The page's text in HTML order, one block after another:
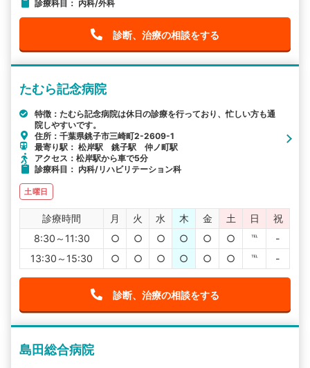
診療科目： 内科/外科
診断、治療の相談をする
たむら記念病院
特徴：たむら記念病院は休日の診療を行っており、忙しい方も通
院しやすいです。
住所：千葉県銚子市三崎町2-2609-1
最寄り駅： 松岸駅 銚子駅 仲ノ町駅
アクセス：松岸駅から車で5分
診療科目： 内科/リハビリテーション科
土曜日
診療時間 月 火 水 木 金 土 日
祝
8:30～11:30
○ ○ ○ ○ ○ ○ ℡
-
13:30～15:30
○ ○ ○ ○ ○ ○ ℡ -
診断、治療の相談をする
島田総合病院